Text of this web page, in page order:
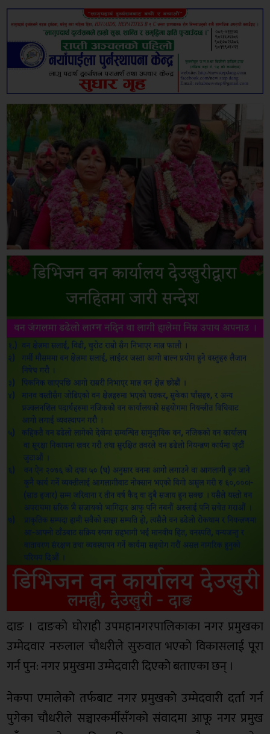
दाङ । दाङकाे घाेराही उपमहानगरपालिकाका नगर प्रमुखका
उम्मेदवार नरुलाल चाैधरीले सुरुवात भएकाे विकासलाई पूरा
गर्न पुन: नगर प्रमुखमा उम्मेदवारी दिएकाे बताएका छन् ।
नेकपा एमालेको तर्फबाट नगर प्रमुखकाे उम्मेदवारी दर्ता गर्न
पुगेका चाैधरीले सञ्चारकर्मीसँगकाे संवादमा आफू नगर प्रमुख